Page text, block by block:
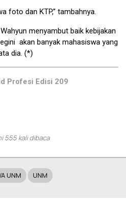
foto dan KTP,” tambahnya.
menyambut baik kebijakan
akan banyak mahasiswa yang
dia. (*)
Profesi Edisi 209
555 kali dibaca
UNM UNM